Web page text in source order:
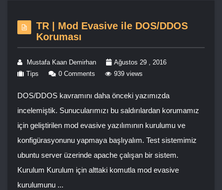
TR | Mod Evasive ile DOS/DDOS
Koruması
Mustafa Kaan Demirhan
Ağustos 29 , 2016
Tips
0 Comments 939 views
DOS/DDOS kavramını daha önceki yazımızda
incelemiştik. Sunucularımızı bu saldırılardan korumamız
için geliştirilen mod evasive yazılımının kurulumu ve
konfigürasyonunu yapmaya başlıyalım. Test sistemimiz
ubuntu server üzerinde apache çalışan bir sistem.
Kurulum Kurulum için alttaki komutla mod evasive
kurulumunu ...